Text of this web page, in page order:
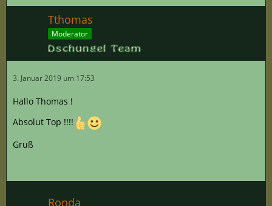
Tthomas
Moderator
3. Januar 2019 um 17:53
Hallo Thomas !
Absolut Top !!!!
Gruß
Ronda